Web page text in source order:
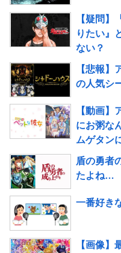
【疑問】
りたい』
ない？
【悲報】
の人気シ
【動画】
にお粥な
ムゲタン
盾の勇者
たよね…
一番好き
【画像】